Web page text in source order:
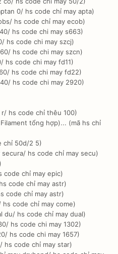
0/ hs code chỉ may apta)
hs code chỉ may ecob)
hs code chi may s663)
hs code chi may szcj)
hs code chi may szcn)
hs code chi may fd11)
hs code chi may fd22)
hs code chi may 2920)
r/ hs code chỉ thêu 100)
tổng hợp)... (mã hs chỉ
chỉ 50d/2 5)
secura/ hs code chỉ may secu)
code chỉ may epic)
code chỉ may astr)
code chỉ may astr)
hs code chỉ may come)
du/ hs code chỉ may dual)
hs code chi may 1302)
hs code chi may 1657)
hs code chỉ may star)